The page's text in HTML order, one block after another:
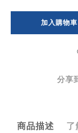
加入購物車
分享
商品描述 了